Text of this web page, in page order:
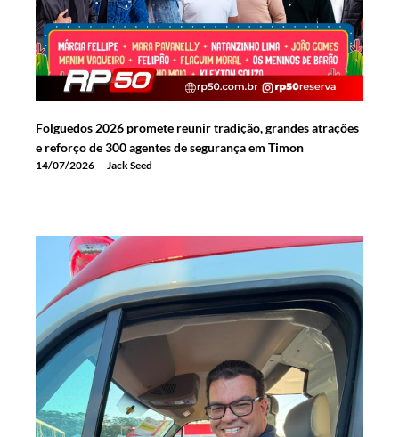
Folguedos 2026 promete reunir tradição, grandes atrações
e reforço de 300 agentes de segurança em Timon
14/07/2026 Jack Seed